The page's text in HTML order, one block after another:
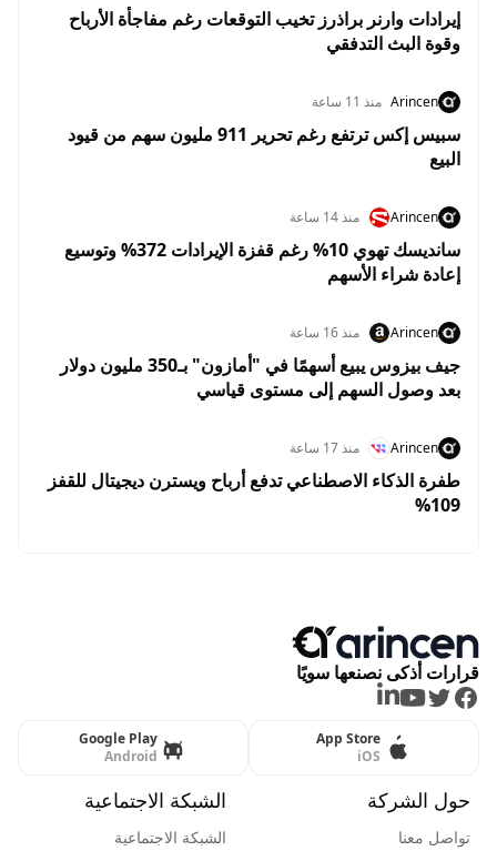
إيرادات وارنر براذرز تخيب التوقعات رغم مفاجأة الأرباح
وقوة البث التدفقي
Arincen منذ 11 ساعة
سبيس إكس ترتفع رغم تحرير 911 مليون سهم من قيود
البيع
Arincen منذ 14 ساعة
سانديسك تهوي 10% رغم قفزة الإيرادات 372% وتوسيع
إعادة شراء الأسهم
Arincen منذ 16 ساعة
جيف بيزوس يبيع أسهمًا في "أمازون" بـ350 مليون دولار
بعد وصول السهم إلى مستوى قياسي
Arincen منذ 17 ساعة
طفرة الذكاء الاصطناعي تدفع أرباح ويسترن ديجيتال للقفز
109%
قرارات أذكى نصنعها سويًا
Facebook
Twitter
Youtube
LinkedIn
App Store
iOS
Google Play
Android
حول الشركة
تواصل معنا
الشبكة الاجتماعية
الشبكة الاجتماعية